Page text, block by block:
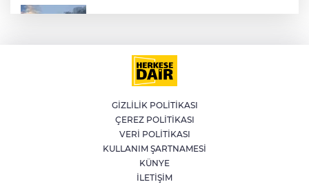
İran'dan Müslümanlara kötü niyetli dış
güçlere karşı birleşme çağrısı
Kağıthane'de 104 kilogram uyuşturucu
ele geçirildi
GİZLİLİK POLİTİKASI
ÇEREZ POLİTİKASI
VERİ POLİTİKASI
KULLANIM ŞARTNAMESİ
KÜNYE
İLETİŞİM